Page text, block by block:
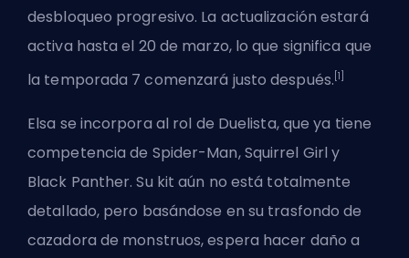
desbloqueo progresivo. La actualización estará
activa hasta el 20 de marzo, lo que significa que
la temporada 7 comenzará justo después. [1]
Elsa se incorpora al rol de Duelista, que ya tiene
competencia de Spider-Man, Squirrel Girl y
Black Panther. Su kit aún no está totalmente
detallado, pero basándose en su trasfondo de
cazadora de monstruos, espera hacer daño a